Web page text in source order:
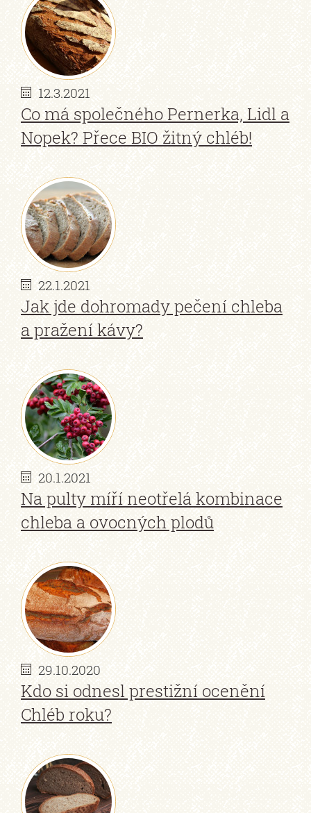
12.3.2021
Co má společného Pernerka, Lidl a
Nopek? Přece BIO žitný chléb!
22.1.2021
Jak jde dohromady pečení chleba
a pražení kávy?
20.1.2021
Na pulty míří neotřelá kombinace
chleba a ovocných plodů
29.10.2020
Kdo si odnesl prestižní ocenění
Chléb roku?